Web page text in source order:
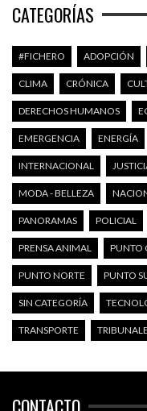
CATEGORÍAS
#FICHERO ADOPCIÓN
CLIMA CRÓNICA
DERECHOS HUMANOS
EMERGENCIA ENERGÍA
INTERNACIONAL
MODA - BELLEZA
PANORAMAS POLICIAL
PRENSA ANIMAL PUNTO
PUNTO NORTE PUNTO
SIN CATEGORÍA
TRANSPORTE
CONTACTO